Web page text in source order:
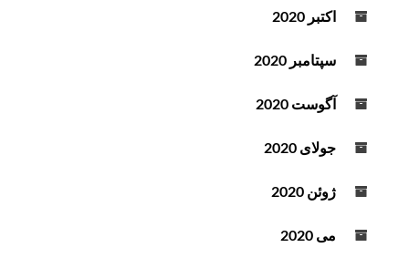
اکتبر 2020
سپتامبر 2020
آگوست 2020
جولای 2020
ژوئن 2020
می 2020